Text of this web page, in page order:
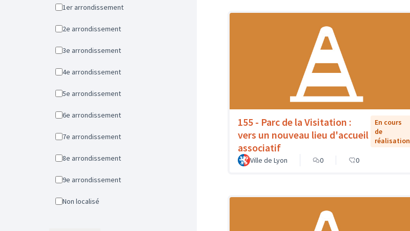
1er arrondissement
2e arrondissement
3e arrondissement
4e arrondissement
5e arrondissement
6e arrondissement
7e arrondissement
8e arrondissement
9e arrondissement
Non localisé
155 - Parc de la Visitation :
vers un nouveau lieu d'accueil
associatif
En cours
de
réalisation
Ville de Lyon 0 0